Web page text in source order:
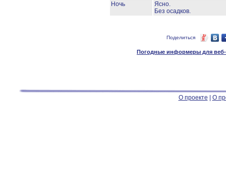
Ночь
Ясно.
Без осадков.
Поделиться
Погодные информеры для веб-
О проекте О